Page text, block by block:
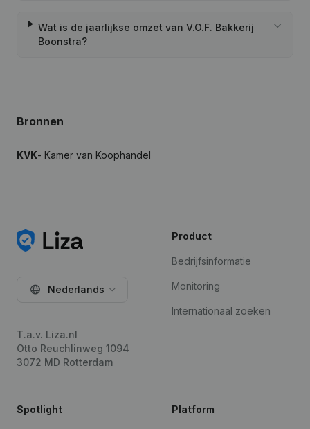
Wat is de jaarlijkse omzet van V.O.F. Bakkerij
Boonstra?
Bronnen
KVK- Kamer van Koophandel
Nederlands
T.a.v. Liza.nl
Otto Reuchlinweg 1094
3072 MD Rotterdam
Product
Bedrijfsinformatie
Monitoring
Internationaal zoeken
Spotlight Platform